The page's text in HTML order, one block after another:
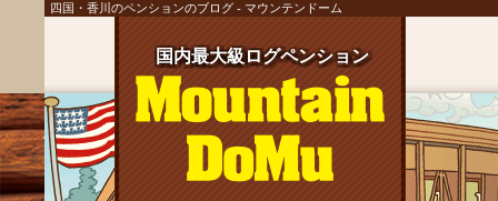
四国・香川のペンションのブログ - マウンテンドーム
国内最大級ログペンション
国内最大級ログペンション
国内最大級ログペンション
国内最大級ログペンション
国内最大級ログペンション
国内最大級ログペンション
国内最大級ログペンション
国内最大級ログペンション
国内最大級ログペンション
国内最大級ログペンション
国内最大級ログペンション
国内最大級ログペンション
国内最大級ログペンション
国内最大級ログペンション
国内最大級ログペンション
国内最大級ログペンション
国内最大級ログペンション
国内最大級ログペンション
国内最大級ログペンション
国内最大級ログペンション
国内最大級ログペンション
国内最大級ログペンション
国内最大級ログペンション
国内最大級ログペンション
国内最大級ログペンション